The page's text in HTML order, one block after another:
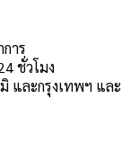
าร
ชั่วโมง
และกรุงเทพฯ และ